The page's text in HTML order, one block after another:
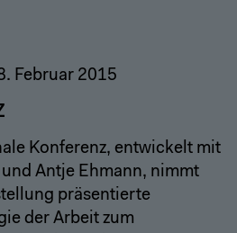
Februar 2015
Konferenz, entwickelt mit
Antje Ehmann, nimmt
präsentierte
der Arbeit zum